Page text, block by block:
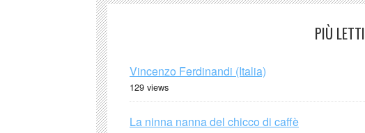
PIÙ LETTI
Vincenzo Ferdinandi (Italia)
129 views
La ninna nanna del chicco di caffè